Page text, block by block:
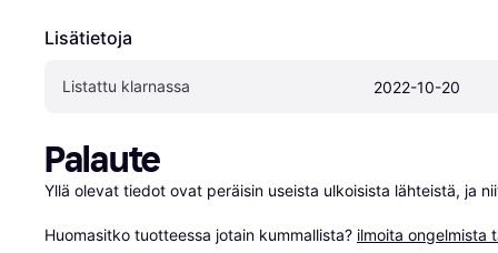
Lisätietoja
Listattu klarnassa 2022-10-20
Palaute
Yllä olevat tiedot ovat peräisin useista ulkoisista lähteistä, ja
Huomasitko tuotteessa jotain kummallista? ilmoita ongelmista